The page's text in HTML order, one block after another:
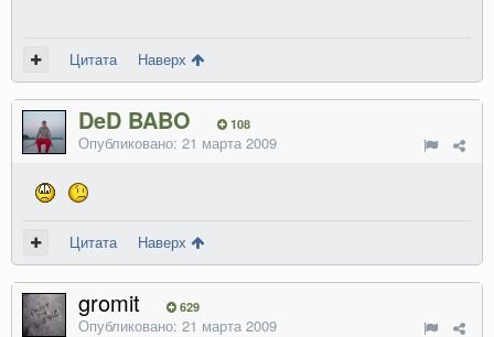
Цитата Наверх
DeD BABO 108
Опубликовано: 21 марта 2009
Цитата Наверх
gromit 629
Опубликовано: 21 марта 2009